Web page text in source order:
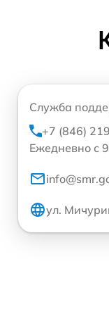
Служба
+7 (846)
Ежедневно с
ул.